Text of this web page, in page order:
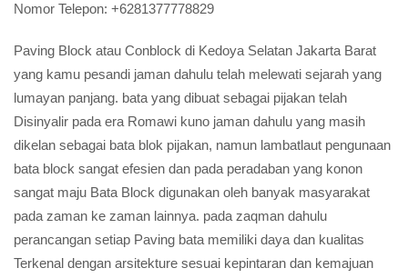
Nomor Telepon: +6281377778829
Paving Block atau Conblock di Kedoya Selatan Jakarta Barat
yang kamu pesandi jaman dahulu telah melewati sejarah yang
lumayan panjang. bata yang dibuat sebagai pijakan telah
Disinyalir pada era Romawi kuno jaman dahulu yang masih
dikelan sebagai bata blok pijakan, namun lambatlaut pengunaan
bata block sangat efesien dan pada peradaban yang konon
sangat maju Bata Block digunakan oleh banyak masyarakat
pada zaman ke zaman lainnya. pada zaqman dahulu
perancangan setiap Paving bata memiliki daya dan kualitas
Terkenal dengan arsitekture sesuai kepintaran dan kemajuan